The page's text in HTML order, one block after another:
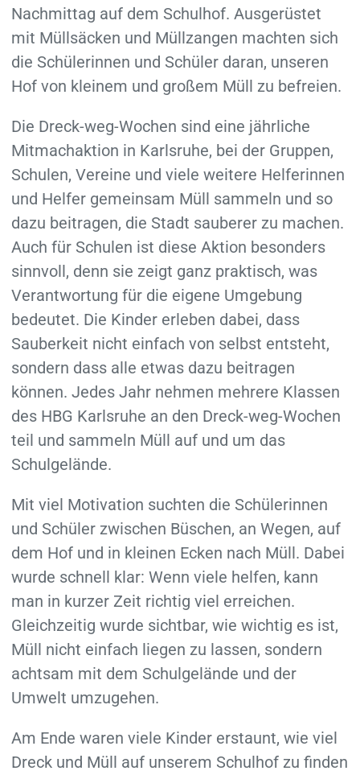
Nachmittag auf dem Schulhof. Ausgerüstet
mit Müllsäcken und Müllzangen machten sich
die Schülerinnen und Schüler daran, unseren
Hof von kleinem und großem Müll zu befreien.
Die Dreck-weg-Wochen sind eine jährliche
Mitmachaktion in Karlsruhe, bei der Gruppen,
Schulen, Vereine und viele weitere Helferinnen
und Helfer gemeinsam Müll sammeln und so
dazu beitragen, die Stadt sauberer zu machen.
Auch für Schulen ist diese Aktion besonders
sinnvoll, denn sie zeigt ganz praktisch, was
Verantwortung für die eigene Umgebung
bedeutet. Die Kinder erleben dabei, dass
Sauberkeit nicht einfach von selbst entsteht,
sondern dass alle etwas dazu beitragen
können. Jedes Jahr nehmen mehrere Klassen
des HBG Karlsruhe an den Dreck-weg-Wochen
teil und sammeln Müll auf und um das
Schulgelände.
Mit viel Motivation suchten die Schülerinnen
und Schüler zwischen Büschen, an Wegen, auf
dem Hof und in kleinen Ecken nach Müll. Dabei
wurde schnell klar: Wenn viele helfen, kann
man in kurzer Zeit richtig viel erreichen.
Gleichzeitig wurde sichtbar, wie wichtig es ist,
Müll nicht einfach liegen zu lassen, sondern
achtsam mit dem Schulgelände und der
Umwelt umzugehen.
Am Ende waren viele Kinder erstaunt, wie viel
Dreck und Müll auf unserem Schulhof zu finden